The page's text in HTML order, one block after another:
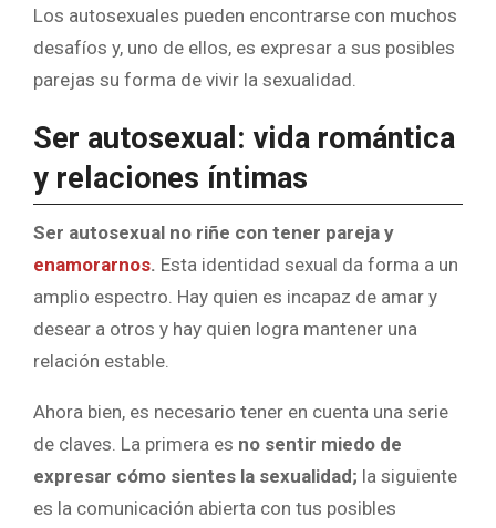
Los autosexuales pueden encontrarse con muchos
desafíos y, uno de ellos, es expresar a sus posibles
parejas su forma de vivir la sexualidad.
Ser autosexual: vida romántica
y relaciones íntimas
Ser autosexual no riñe con tener pareja y
enamorarnos. Esta identidad sexual da forma a un
amplio espectro. Hay quien es incapaz de amar y
desear a otros y hay quien logra mantener una
relación estable.
Ahora bien, es necesario tener en cuenta una serie
de claves. La primera es no sentir miedo de
expresar cómo sientes la sexualidad; la siguiente
es la comunicación abierta con tus posibles